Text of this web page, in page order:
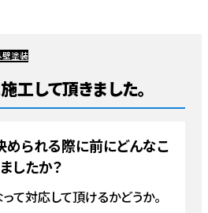
壁塗装
工して頂きました。
られる際に前にどんなこ
したか？
て対応して頂けるかどうか。